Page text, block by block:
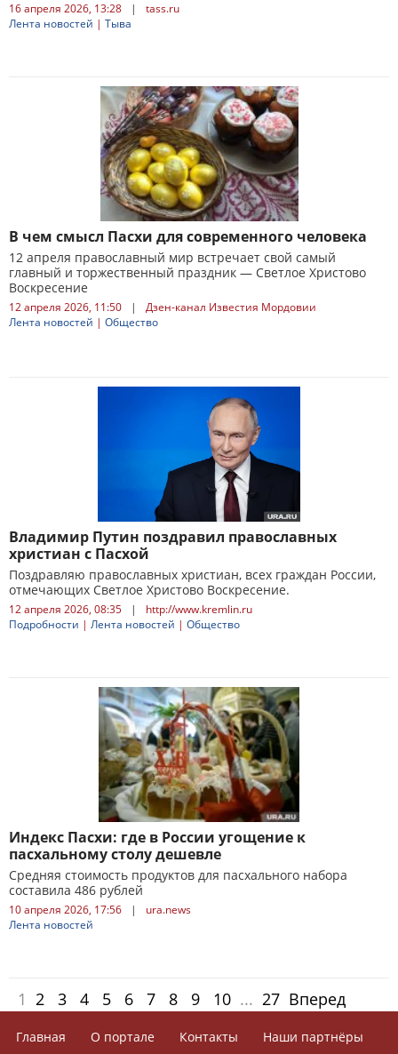
16 апреля 2026, 13:28 |
tass.ru
Лента новостей | Тыва
В чем смысл Пасхи для современного человека
12 апреля православный мир встречает свой самый
главный и торжественный праздник — Светлое Христово
Воскресение
12 апреля 2026, 11:50 |
Дзен-канал Известия Мордовии
Лента новостей | Общество
Владимир Путин поздравил православных
христиан с Пасхой
Поздравляю православных христиан, всех граждан России,
отмечающих Светлое Христово Воскресение.
12 апреля 2026, 08:35 |
http://www.kremlin.ru
Подробности | Лента новостей | Общество
Индекс Пасхи: где в России угощение к
пасхальному столу дешевле
Средняя стоимость продуктов для пасхального набора
составила 486 рублей
10 апреля 2026, 17:56 |
ura.news
Лента новостей
1 2 3 4 5 6 7 8 9 10 ... 27 Вперед
Главная О портале Контакты Наши партнёры